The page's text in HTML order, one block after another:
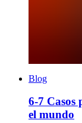
Blog
6-7 Casos
el mundo